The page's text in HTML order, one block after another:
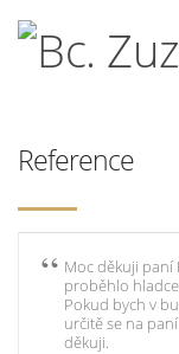
Reference
Moc děkuji paní
proběhlo
Pokud bych v
určitě se na
děkuji.